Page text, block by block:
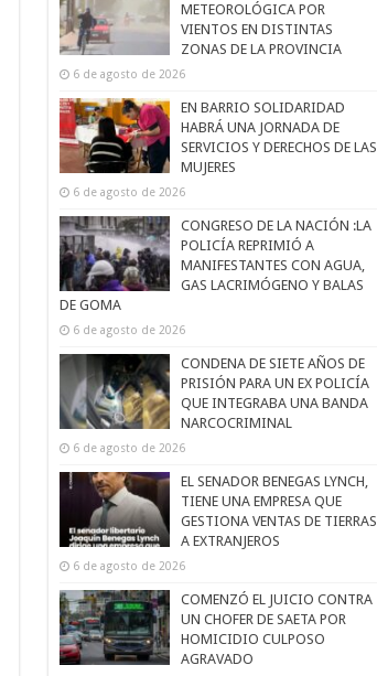
METEOROLÓGICA POR
VIENTOS EN DISTINTAS
ZONAS DE LA PROVINCIA
6 de agosto de 2026
EN BARRIO SOLIDARIDAD
HABRÁ UNA JORNADA DE
SERVICIOS Y DERECHOS DE LAS
MUJERES
6 de agosto de 2026
CONGRESO DE LA NACIÓN :LA
POLICÍA REPRIMIÓ A
MANIFESTANTES CON AGUA,
GAS LACRIMÓGENO Y BALAS
DE GOMA
6 de agosto de 2026
CONDENA DE SIETE AÑOS DE
PRISIÓN PARA UN EX POLICÍA
QUE INTEGRABA UNA BANDA
NARCOCRIMINAL
6 de agosto de 2026
EL SENADOR BENEGAS LYNCH,
TIENE UNA EMPRESA QUE
GESTIONA VENTAS DE TIERRAS
A EXTRANJEROS
6 de agosto de 2026
COMENZÓ EL JUICIO CONTRA
UN CHOFER DE SAETA POR
HOMICIDIO CULPOSO
AGRAVADO